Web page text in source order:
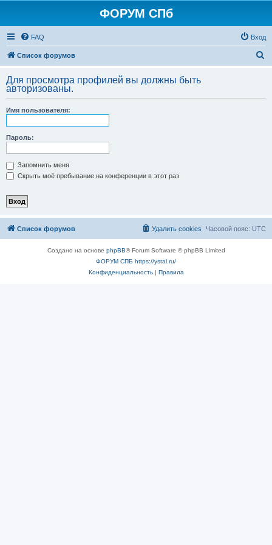
ФОРУМ СПб
FAQ Вход
Список форумов
с
Для просмотра профилей вы должны быть
авторизованы.
Имя пользователя:
Пароль:
Запомнить меня
Скрыть моё пребывание на конференции в этот раз
Список форумов Часовой пояс: UTC
Удалить cookies
Создано на основе phpBB® Forum Software © phpBB Limited
ФОРУМ СПБ https://ystal.ru/
Конфиденциальность| Правила